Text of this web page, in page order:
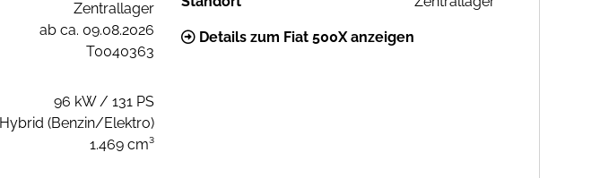
Zentrallager
ab ca. 09.08.2026
T0040363
96 kW / 131 PS
Hybrid (Benzin/Elektro)
1.469 cm³
Details zum Fiat 500X anzeigen